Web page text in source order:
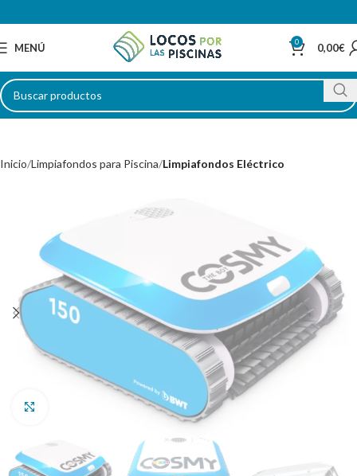
MENÚ 0 0,00€
Inicio Limpiafondos para Piscina Limpiafondos Eléctrico